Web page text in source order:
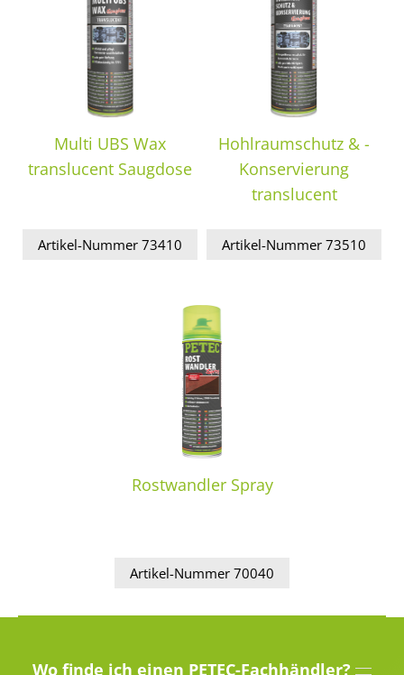
Multi UBS Wax
translucent Saugdose
Artikel-Nummer 73410
Hohlraumschutz & -
Konservierung
translucent
Artikel-Nummer 73510
Rostwandler Spray
Artikel-Nummer 70040
Wo finde ich einen PETEC-Fachhändler?